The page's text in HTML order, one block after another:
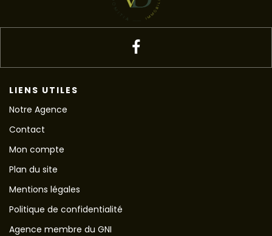
LIENS UTILES
Notre Agence
Contact
Mon compte
Plan du site
Mentions légales
Politique de confidentialité
Agence membre du GNI